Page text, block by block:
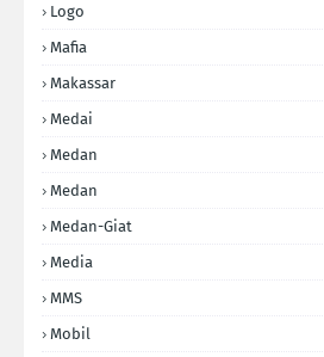
Logo
Mafia
Makassar
Medai
Medan
Medan
Medan-Giat
Media
MMS
Mobil